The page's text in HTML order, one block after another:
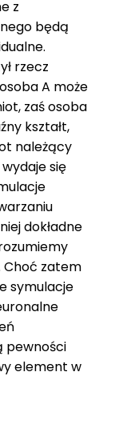
z
będą
rzecz
A może
zaś osoba
kształt,
należący
się
dokładne
Choć zatem
symulacje
pewności
element w